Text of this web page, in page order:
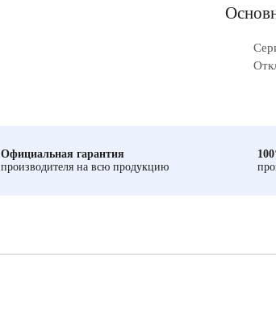
Официальная гарантия
производителя на всю продукцию